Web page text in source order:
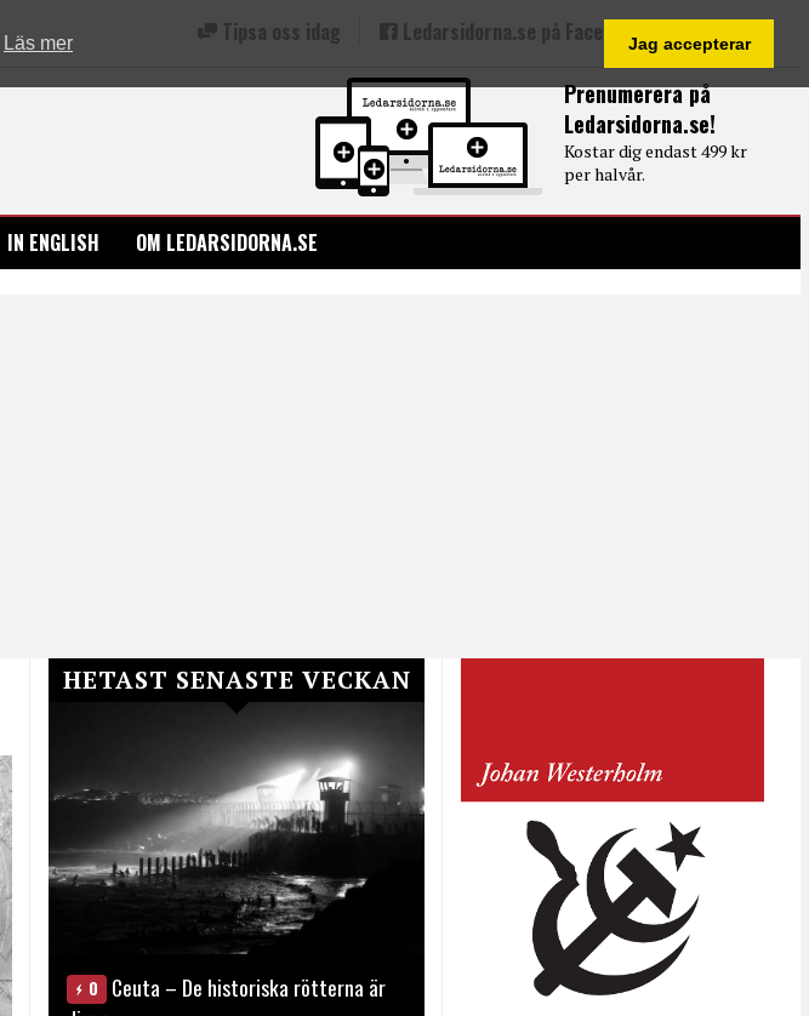
Läs mer Jag accepterar
Prenumerera på
Ledarsidorna.se!
Kostar dig endast 499 kr
per halvår.
Tipsa oss idag Ledarsidorna.se på Facebook
IN ENGLISH OM LEDARSIDORNA.SE
HETAST SENASTE VECKAN
0
Ceuta – De historiska rötterna är